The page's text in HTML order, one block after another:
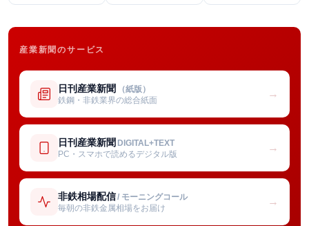
産業新聞のサービス
日刊産業新聞 （紙版）
鉄鋼・非鉄業界の総合紙面
→
日刊産業新聞 DIGITAL+TEXT
PC・スマホで読めるデジタル版
→
非鉄相場配信/ モーニングコール
毎朝の非鉄金属相場をお届け
→